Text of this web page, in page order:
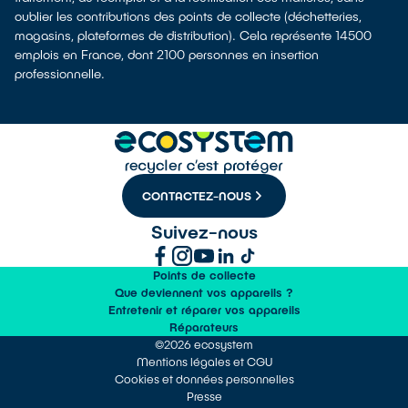
oublier les contributions des points de collecte (déchetteries,
magasins, plateformes de distribution). Cela représente 14500
emplois en France, dont 2100 personnes en insertion
professionnelle.
CONTACTEZ-NOUS
Suivez-nous
Points de collecte
Que deviennent vos appareils ?
Entretenir et réparer vos appareils
Réparateurs
©2026 ecosystem
Mentions légales et CGU
Cookies et données personnelles
Presse